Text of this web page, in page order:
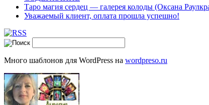
Таро магия сердец — галерея колоды (Оксана
Уважаемый клиент, оплата прошла успешно!
Много шаблонов для WordPress на wordpreso.ru